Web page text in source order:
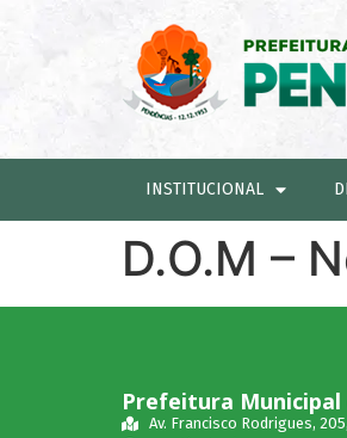
INSTITUCIONAL
D.O.M –
Prefeitura Municipal
Av. Francisco Rodrigues,